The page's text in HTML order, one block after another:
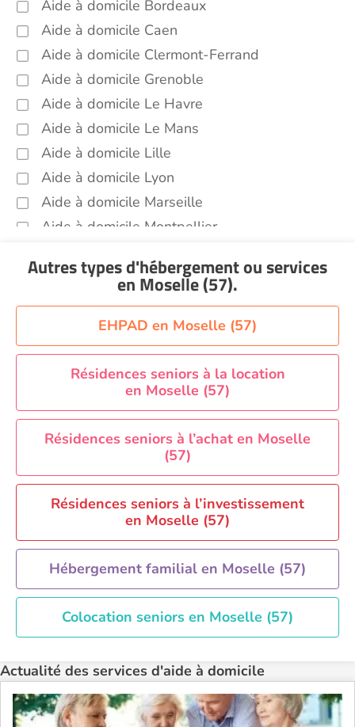
Aide à domicile Bordeaux
Aide à domicile Caen
Aide à domicile Clermont-Ferrand
Aide à domicile Grenoble
Aide à domicile Le Havre
Aide à domicile Le Mans
Aide à domicile Lille
Aide à domicile Lyon
Aide à domicile Marseille
Aide à domicile Montpellier
Aide à domicile Nice
Aide à domicile Orléans
Aide à domicile Paris
Aide à domicile Perpignan
Aide à domicile Rennes
Aide à domicile Saint-Etienne
Aide à domicile Toulouse
Recherche par ville
Autres types d'hébergement ou services
en Moselle (57).
EHPAD en Moselle (57)
Résidences seniors à la location
en Moselle (57)
Résidences seniors à l’achat en Moselle
(57)
Résidences seniors à l’investissement
en Moselle (57)
Hébergement familial en Moselle (57)
Colocation seniors en Moselle (57)
Actualité des services d'aide à domicile